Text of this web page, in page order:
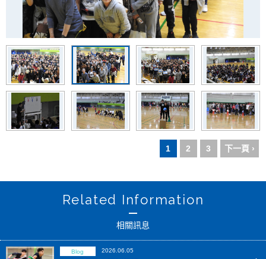
1 2 3 下一頁 ›
Related Information
相關訊息
Blog 2026.06.05